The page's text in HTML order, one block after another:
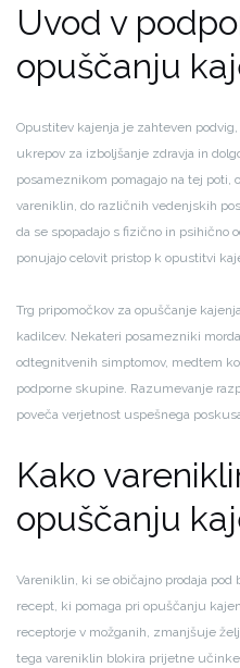
Uvod v
opuščanju
Opustitev kajenja je zahteven
ukrepov za izboljšanje zdravja in
posameznikom pomagajo na tej poti,
vareniklin, do različnih vedenjskih
da se spopadajo s fizično in psihično
ponujajo celovit pristop k opustitvi
Trg pripomočkov za opuščanje
kadilcev. Nekateri posamezniki
odtegnitvenih simptomov, medtem
podporne skupine. Razumevanje
poveča verjetnost uspešnega
Kako
opuščanju
Vareniklin, ki se običajno prodaja pod
recept, ki pomaga pri opuščanju
receptorje v možganih, zmanjšuje
tega vareniklin blokira prijetne